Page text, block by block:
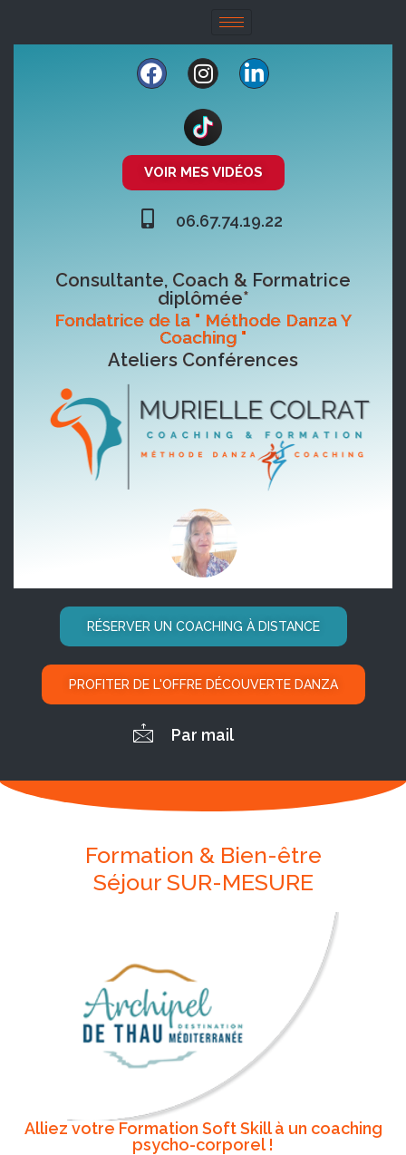
Consultante, Coach & Formatrice
diplômée*
Fondatrice de la " Méthode Danza Y
Coaching "
Ateliers Conférences
VOIR MES VIDÉOS
06.67.74.19.22
RÉSERVER UN COACHING À DISTANCE
PROFITER DE L'OFFRE DÉCOUVERTE DANZA
Par mail
Formation & Bien-être
Séjour SUR-MESURE
Alliez votre Formation Soft Skill à un coaching
psycho-corporel !